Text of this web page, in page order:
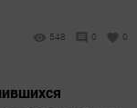
548 0 0